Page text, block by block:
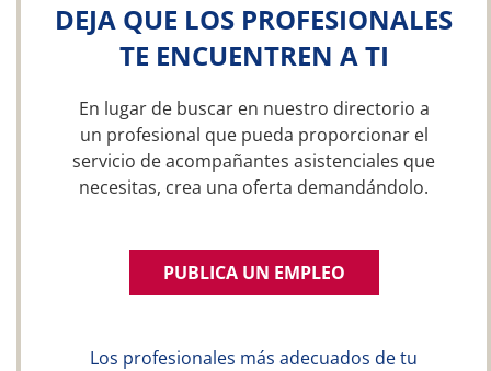
DEJA QUE LOS PROFESIONALES
TE ENCUENTREN A TI
En lugar de buscar en nuestro directorio a
un profesional que pueda proporcionar el
servicio de acompañantes asistenciales que
necesitas, crea una oferta demandándolo.
PUBLICA UN EMPLEO
Los profesionales más adecuados de tu